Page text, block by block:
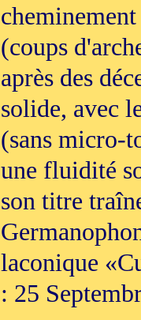
(coups
après des
solide, avec
(sans micro-
une fluidité
son titre
laconique
: 25